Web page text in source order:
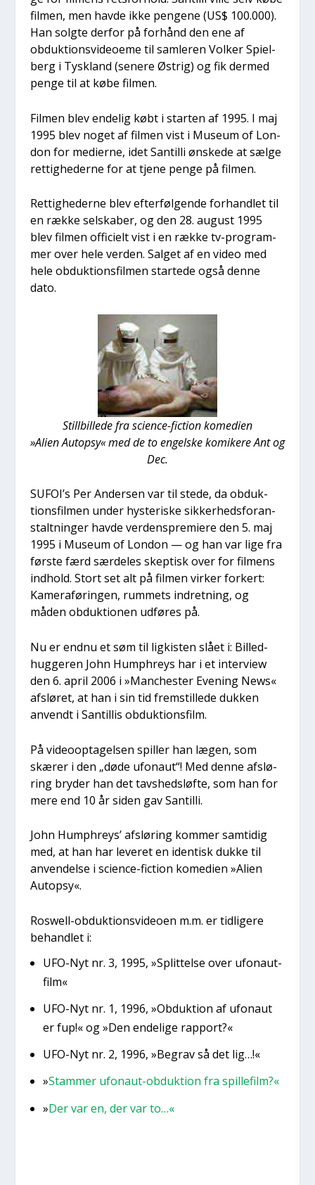
fil­men, men hav­de ikke pen­ge­ne (US$ 100.000).
Han solg­te der­for på for­hånd den ene af
obduk­tions­vi­deo­e­me til sam­le­ren Vol­ker Spi­el­
berg i Tys­kland (sene­re Østrig) og fik der­med
pen­ge til at købe fil­men.
Fil­men blev ende­lig købt i star­ten af 1995. I maj
1995 blev noget af fil­men vist i Muse­um of Lon­
don for medi­er­ne, idet San­til­li ønske­de at sæl­ge
ret­tig­he­der­ne for at tje­ne pen­ge på fil­men.
Ret­tig­he­der­ne blev efter­føl­gen­de for­hand­let til
en ræk­ke sel­ska­ber, og den 28. august 1995
blev fil­men offi­ci­elt vist i en ræk­ke tv-pro­gram­
mer over hele ver­den. Sal­get af en video med
hele obduk­tions­fil­men star­te­de også den­ne
dato.
Stil­l­bil­le­de fra sci­en­ce-fiction kome­di­en
»Ali­en Autop­sy« med de to engel­ske komi­ke­re Ant og
Dec.
SUFOI’s Per Ander­sen var til ste­de, da obduk­
tions­fil­men under hyste­ri­ske sik­ker­heds­for­an­
stalt­nin­ger hav­de ver­denspre­mi­e­re den 5. maj
1995 i Muse­um of Lon­don — og han var lige fra
før­ste færd sær­de­les skep­tisk over for fil­mens
ind­hold. Stort set alt på fil­men vir­ker for­kert:
Kamer­a­fø­rin­gen, rum­mets indret­ning, og
måden obduk­tio­nen udfø­res på.
Nu er end­nu et søm til lig­ki­sten slå­et i: Bil­led­
hug­ge­ren John Hump­hreys har i et inter­view
den 6. april 2006 i »Man­che­ster Eve­ning News«
afslø­ret, at han i sin tid frem­stil­le­de duk­ken
anvendt i San­til­lis obduk­tions­film.
På video­op­ta­gel­sen spil­ler han lægen, som
skæ­rer i den „døde ufo­naut“! Med den­ne afslø­
ring bry­der han det tavs­heds­løf­te, som han for
mere end 10 år siden gav San­til­li.
John Hump­hreys’ afslø­ring kom­mer sam­ti­dig
med, at han har leve­ret en iden­tisk duk­ke til
anven­del­se i sci­en­ce-fiction kome­di­en »Ali­en
Autop­sy«.
Roswell-obduk­tions­vi­deo­en m.m. er tid­li­ge­re
behand­let i:
UFO-Nyt nr. 3, 1995, »Split­tel­se over ufo­naut-
film«
UFO-Nyt nr. 1, 1996, »Obduk­tion af ufo­naut
er fup!« og »Den ende­li­ge rap­port?«
UFO-Nyt nr. 2, 1996, »Begrav så det lig…!«
»Stam­mer ufo­naut-obduk­tion fra spil­le­film?«
»Der var en, der var to…«